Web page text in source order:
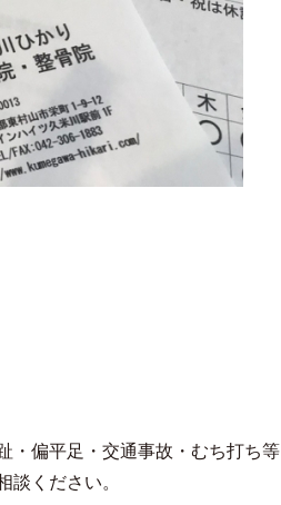
・偏平足・交通事故・むち打ち等
談ください。